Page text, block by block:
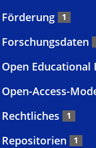
Förderung 1
Forschungsdaten
Open Educational
Open-Access-
Rechtliches 1
Repositorien 1